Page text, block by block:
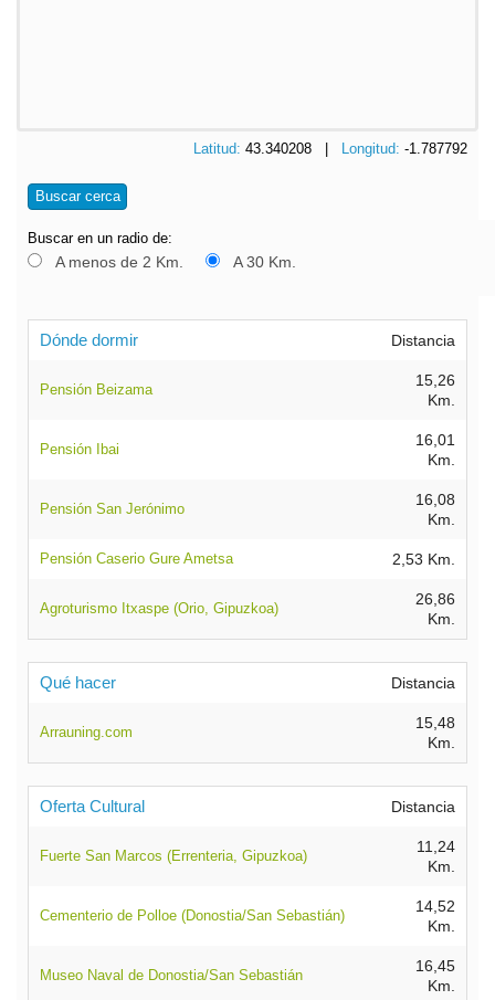
Latitud: 43.340208 | Longitud: -1.787792
Buscar cerca
Buscar en un radio de:
A menos de 2 Km. A 30 Km.
Dónde dormir Distancia
Pensión Beizama
15,26
Km.
Pensión Ibai
16,01
Km.
Pensión San Jerónimo
16,08
Km.
Pensión Caserio Gure Ametsa 2,53 Km.
Agroturismo Itxaspe (Orio, Gipuzkoa)
26,86
Km.
Qué hacer Distancia
Arrauning.com
15,48
Km.
Oferta Cultural Distancia
Fuerte San Marcos (Errenteria, Gipuzkoa)
11,24
Km.
Cementerio de Polloe (Donostia/San Sebastián)
14,52
Km.
Museo Naval de Donostia/San Sebastián
16,45
Km.